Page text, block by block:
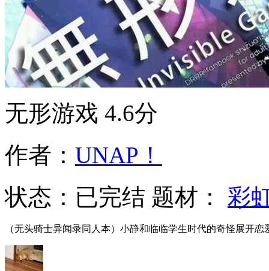
无形游戏 4.6分
作者： UNAP！
状态： 已完结 题材： 彩
（无头骑士异闻录同人本）小静和临临学生时代的奇怪展开恋